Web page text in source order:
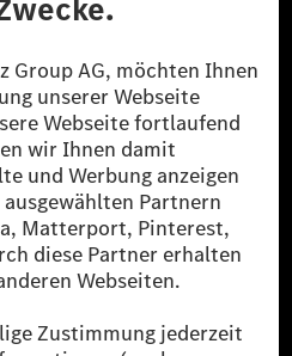
Mercedes-Benz Group durch
werden.
Bestandteil von MB.CHARGE
und China. Sofern an der jeweiligen
Energien vorliegt,
Diese stellen
MB.CHARGE Public eine äquivalente
ins Stromnetz eingespeist wird.
und Solarkraftanlagen, die jünger
nach dem vorgeschriebenen
Light vehicles Test